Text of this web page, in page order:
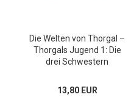
Die Welten von Thorgal –
Thorgals Jugend 1: Die
drei Schwestern
13,80 EUR